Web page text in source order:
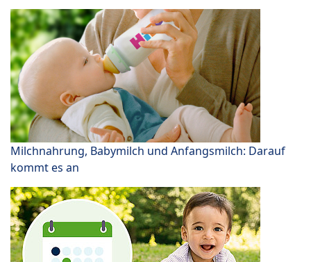
Milchnahrung, Babymilch und Anfangsmilch: Darauf
kommt es an